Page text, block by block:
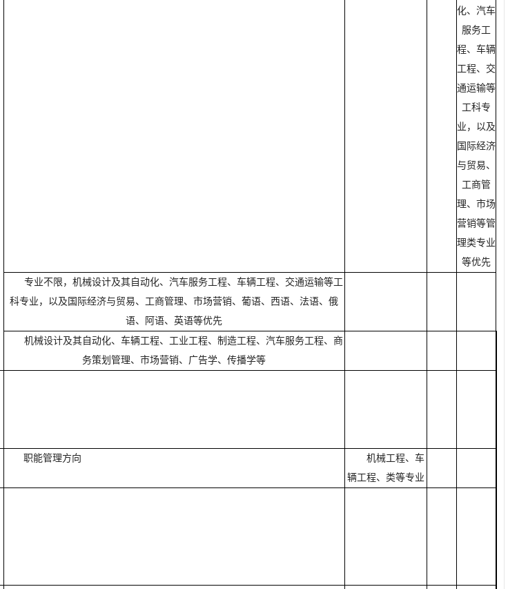
化、汽车
服务工
程、车辆
工程、交
通运输等
工科专
业，以及
国际经济
与贸易、
工商管
理、市场
营销等管
理类专业
等优先
专业不限，机械设计及其自动化、汽车服务工程、车辆工程、交通运输等工
科专业，以及国际经济与贸易、工商管理、市场营销、葡语、西语、法语、俄
语、阿语、英语等优先
机械设计及其自动化、车辆工程、工业工程、制造工程、汽车服务工程、商
务策划管理、市场营销、广告学、传播学等
职能管理方向
机械工程、车
辆工程、 类等专业